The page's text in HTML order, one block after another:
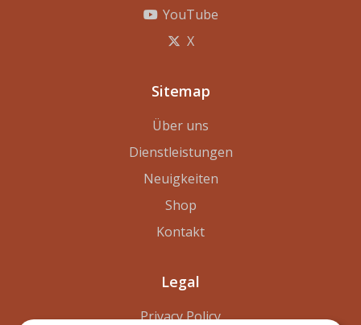
YouTube
X
Sitemap
Über uns
Dienstleistungen
Neuigkeiten
Shop
Kontakt
Legal
Privacy Policy